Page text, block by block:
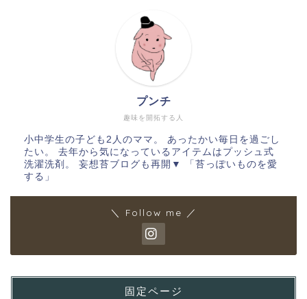
趣味を開拓する人
プンチ
小中学生の子ども2人のママ。 あったかい毎日を過ごし
たい。 去年から気になっているアイテムはプッシュ式
洗濯洗剤。 妄想苔ブログも再開▼ 「苔っぽいものを愛
する」
＼ Follow me ／
固定ページ